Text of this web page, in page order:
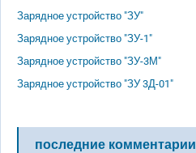
Зарядное устройство "ЗУ"
Зарядное устройство "ЗУ-1"
Зарядное устройство "ЗУ-3М"
Зарядное устройство "ЗУ 3Д-01"
последние комментарии